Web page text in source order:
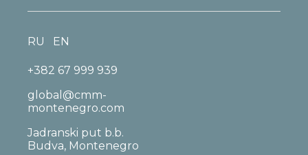
+382 67 999 939
global@cmm-
montenegro.com
Jadranski put b.b.
Budva, Montenegro
RU EN